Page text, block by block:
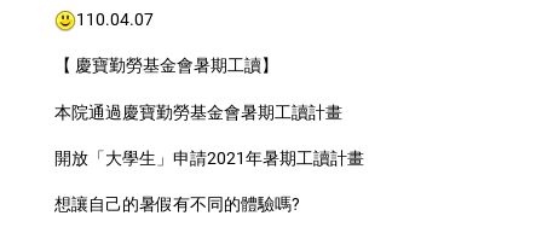
110.04.07
【 慶寶勤勞基金會暑期工讀】
本院通過慶寶勤勞基金會暑期工讀計畫
開放「大學生」申請2021年暑期工讀計畫
想讓自己的暑假有不同的體驗嗎?